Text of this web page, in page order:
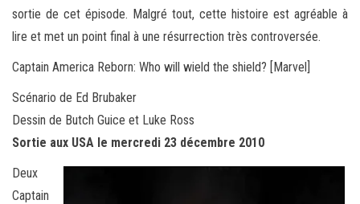
sortie de cet épisode. Malgré tout, cette histoire est agréable à
lire et met un point final à une résurrection très controversée.
Captain America Reborn: Who will wield the shield? [Marvel]
Scénario de Ed Brubaker
Dessin de Butch Guice et Luke Ross
Sortie aux USA le mercredi 23 décembre 2010
Deux
Captain